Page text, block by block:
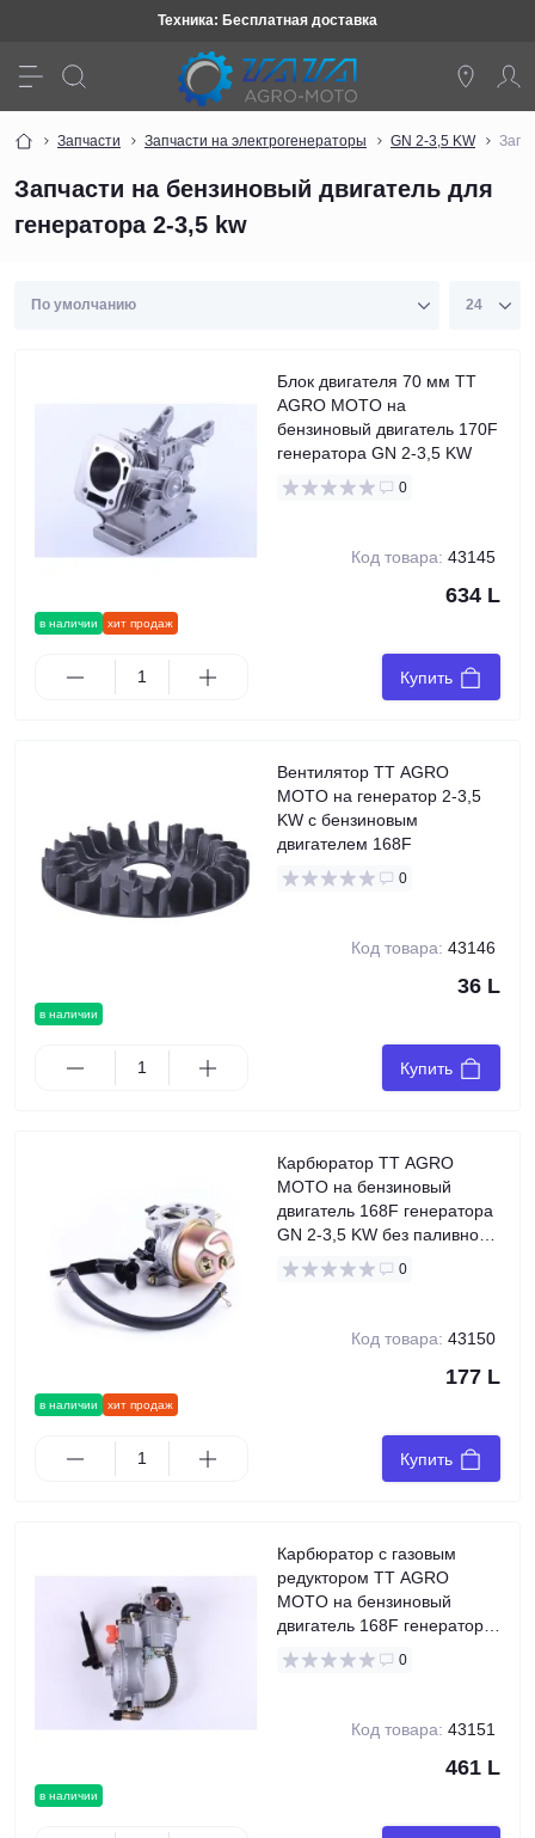
Техника: Бесплатная доставка
Запчасти Запчасти на электрогенераторы GN 2-3,5 KW
Запчасти на бензиновый двигатель для
генератора 2-3,5 kw
в наличии хит продаж
Блок двигателя 70 мм TT
AGRO MOTO на
бензиновый двигатель 170F
генератора GN 2-3,5 KW
0
Код товара: 43145
634 L
Купить
в наличии
Вентилятор TT AGRO
MOTO на генератор 2-3,5
KW с бензиновым
двигателем 168F
0
Код товара: 43146
36 L
Купить
в наличии хит продаж
Карбюратор TT AGRO
MOTO на бензиновый
двигатель 168F генератора
GN 2-3,5 KW без паливного
крана
0
Код товара: 43150
177 L
Купить
в наличии
Карбюратор с газовым
редуктором TT AGRO
MOTO на бензиновый
двигатель 168F генератора
GN 2-3,5 KW
0
Код товара: 43151
461 L